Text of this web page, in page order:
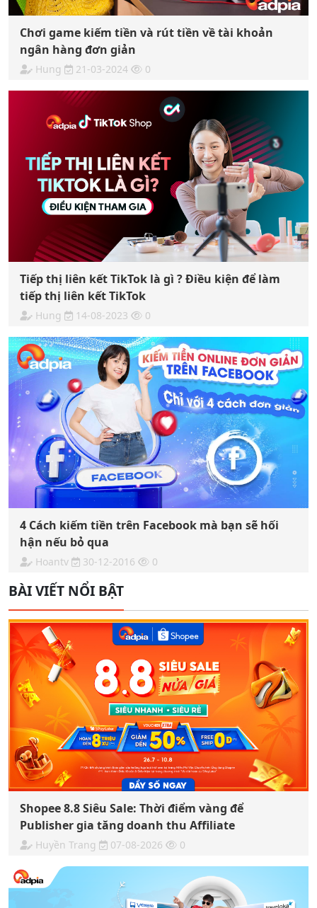
Chơi game kiếm tiền và rút tiền về tài khoản
ngân hàng đơn giản
Hung 21-03-2024 0
Tiếp thị liên kết TikTok là gì ? Điều kiện để làm
tiếp thị liên kết TikTok
Hung 14-08-2023 0
4 Cách kiếm tiền trên Facebook mà bạn sẽ hối
hận nếu bỏ qua
Hoantv 30-12-2016 0
BÀI VIẾT NỔI BẬT
Shopee 8.8 Siêu Sale: Thời điểm vàng để
Publisher gia tăng doanh thu Affiliate
Huyền Trang 07-08-2026 0